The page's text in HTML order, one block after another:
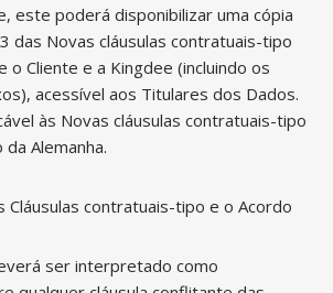
este poderá disponibilizar uma cópia
das Novas cláusulas contratuais-tipo
o Cliente e a Kingdee (incluindo os
acessível aos Titulares dos Dados.
às Novas cláusulas contratuais-tipo
Alemanha.
Cláusulas contratuais-tipo e o Acordo
ser interpretado como